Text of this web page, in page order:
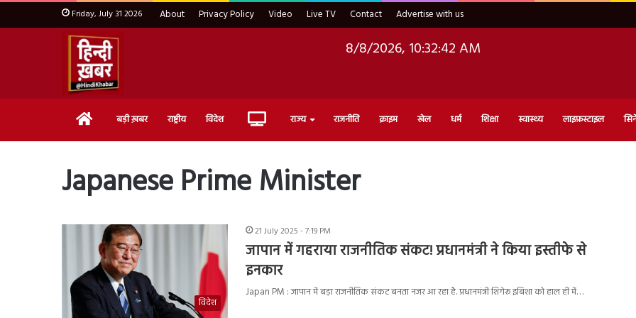
Friday, July 31 2026 About Privacy Policy Video Live TV Contact Advertise with us
8/8/2026, 10:32:43 AM
Home बड़ी ख़बर राष्ट्रीय विदेश Live राज्य राजनीति क्राइम खेल धर्म शिक्षा स्वास्थ्य लाइफ़स्टाइल
Japanese Prime Minister
विदेश
21 July 2025 - 7:19 PM
जापान में गहराया राजनीतिक संकट! प्रधानमंत्री ने किया इस्तीफे से
इनकार
Japan PM : जापान में बड़ा राजनीतिक संकट बनता नजर आ रहा है. प्रधानमंत्री शिगेरू इबिशा को हाल ही मेंं…